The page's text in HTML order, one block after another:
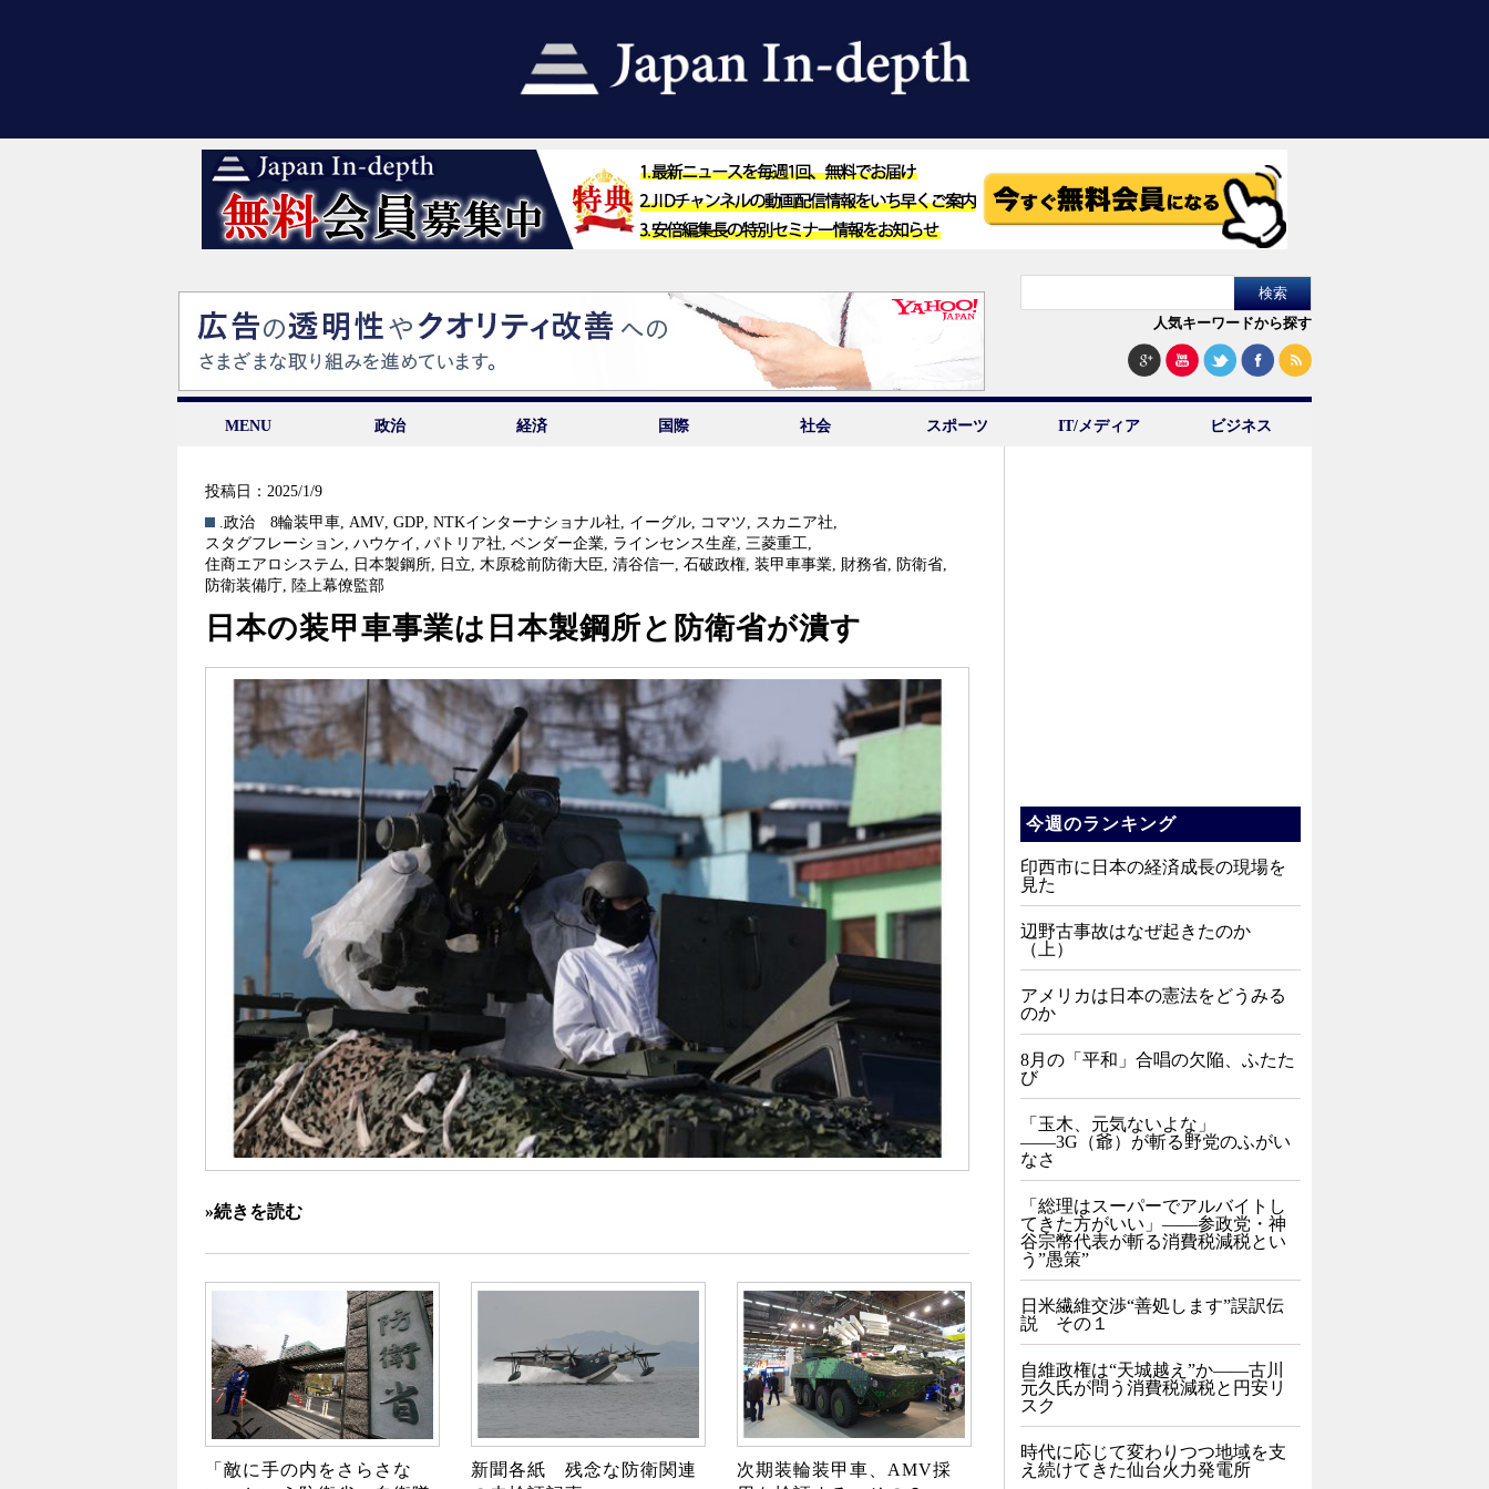
人気キーワードから探す
MENU 政治 経済 国際 社会 スポーツ IT/メディア ビジネス
投稿日：2025/1/9
.政治
8輪装甲車,AMV,GDP,NTKインターナショナル社, イーグル, コマツ, スカニア社,
スタグフレーション, ハウケイ , パトリア社, ベンダー企業, ラインセンス生産, 三菱重工,
住商エアロシステム, 日本製鋼所, 日立, 木原稔前防衛大臣 , 清谷信一, 石破政権, 装甲車事業, 財務省, 防衛省,
防衛装備庁, 陸上幕僚監部
日本の装甲車事業は日本製鋼所と防衛省が潰す
»続きを読む
「敵に手の内をさらさな
新聞各紙 残念な防衛関連
次期装輪装甲車、AMV採
今週のランキング
印西市に日本の経済成長の現場を
見た
辺野古事故はなぜ起きたのか
（上）
アメリカは日本の憲法をどうみる
のか
8月の「平和」合唱の欠陥、ふたた
び
「玉木、元気ないよな」
――3G（爺）が斬る野党のふがい
なさ
「総理はスーパーでアルバイトし
てきた方がいい」――参政党・神
谷宗幣代表が斬る消費税減税とい
う”愚策”
日米繊維交渉“善処します”誤訳伝
説 その１
自維政権は“天城越え”か――古川
元久氏が問う消費税減税と円安リ
スク
時代に応じて変わりつつ地域を支
え続けてきた仙台火力発電所